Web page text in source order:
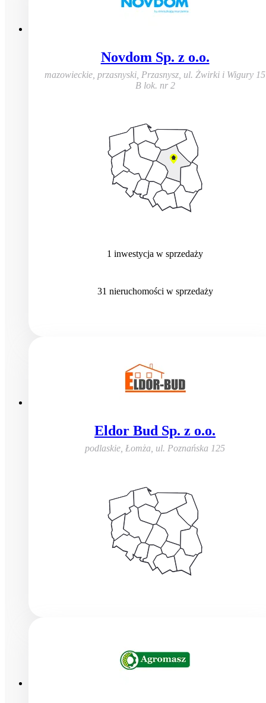
Novdom Sp. z o.o.
mazowieckie, przasnyski, Przasnysz ul. Żwirki i Wigury 15
B lok. nr 2
1 inwestycja w sprzedaży
31 nieruchomości w sprzedaży
Eldor Bud Sp. z o.o.
podlaskie, Łomża ul. Poznańska 125